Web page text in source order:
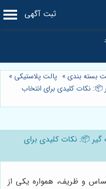
ثبت آگهی
بسته بندی» پالت پلاستیکی »
📦: نکات کلیدی برای انتخاب
گیر 📦: نکات کلیدی برای
و ظریف، همواره یکی از